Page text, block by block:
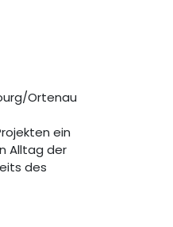
Ortenau
ein
Alltag der
des